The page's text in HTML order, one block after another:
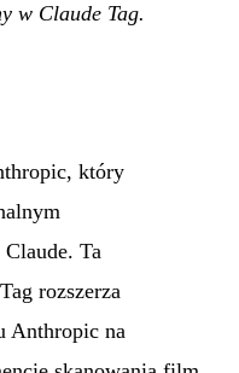
w Claude Tag.
który
Ta
rozszerza
Anthropic na